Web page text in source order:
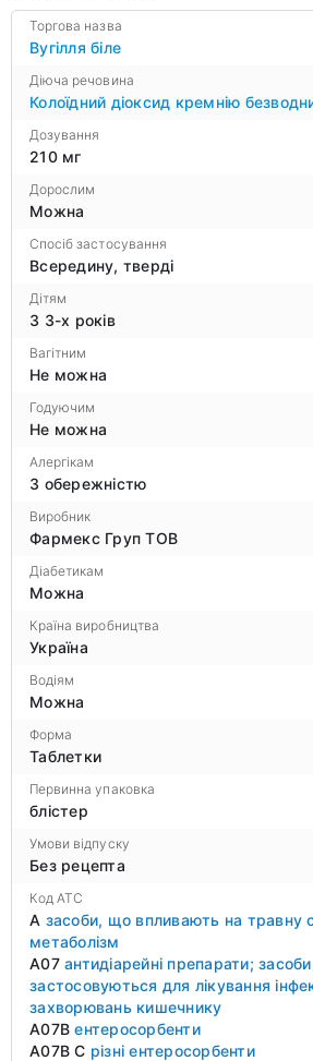
Торгова назва
Вугілля біле
Діюча речовина
Колоїдний діоксид кремнію
Дозування
210 мг
Дорослим
Можна
Спосіб застосування
Всередину, тверді
Дітям
З 3-х років
Вагітним
Не можна
Годуючим
Не можна
Алергікам
З обережністю
Виробник
Фармекс Груп ТОВ
Діабетикам
Можна
Країна виробництва
Україна
Водіям
Можна
Форма
Таблетки
Первинна упаковка
блістер
Умови відпуску
Без рецепта
Код ATC
A засоби, що впливають на травну
метаболізм
A07 антидіарейні препарати;
застосовуються для лікування
захворювань кишечнику
A07Bентеросорбенти
A07B C різні ентеросорбенти